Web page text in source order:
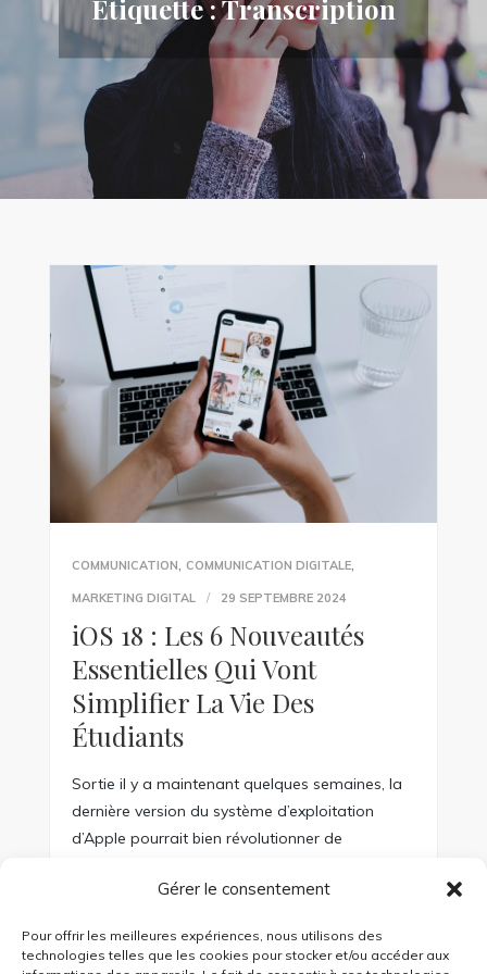
Gérer le consentement
Pour offrir les meilleures expériences, nous utilisons des
technologies telles que les cookies pour stocker et/ou accéder aux
Étiquette :Transcription
COMMUNICATION, COMMUNICATION DIGITALE,
MARKETING DIGITAL 29 SEPTEMBRE 2024
iOS 18 : Les 6 Nouveautés
Essentielles Qui Vont
Simplifier La Vie Des
Étudiants
Sortie il y a maintenant quelques semaines, la
dernière version du système d’exploitation
d’Apple pourrait bien révolutionner de
l’intelligence artificielle aux solutions de santé
d’usage, voici les 6 fonctionnalités essentielles à